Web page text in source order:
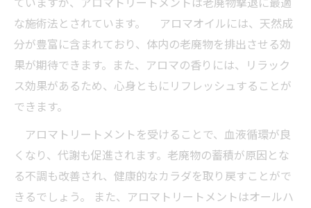
な施術法とされています。 アロマオイルには、天然成
分が豊富に含まれており、体内の老廃物を排出させる効
果が期待できます。また、アロマの香りには、リラック
ス効果があるため、心身ともにリフレッシュすることが
できます。
アロマトリートメントを受けることで、血液循環が良
くなり、代謝も促進されます。老廃物の蓄積が原因とな
る不調も改善され、健康的なカラダを取り戻すことがで
きるでしょう。 また、アロマトリートメントはオールハ